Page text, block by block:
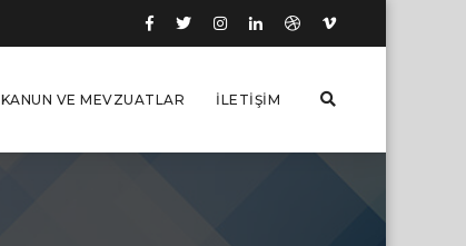
KANUN VE MEVZUATLAR İLETIŞIM